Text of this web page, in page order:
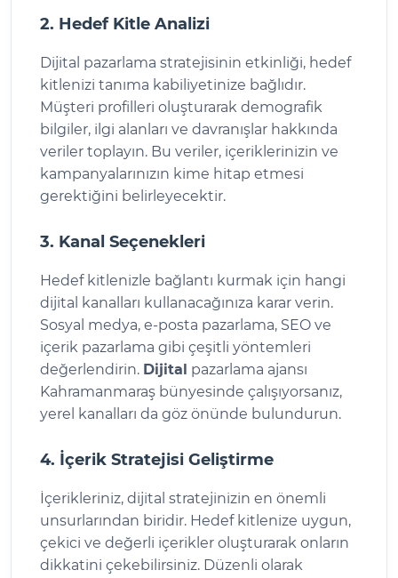
2. Hedef Kitle Analizi
Dijital pazarlama stratejisinin etkinliği, hedef
kitlenizi tanıma kabiliyetinize bağlıdır.
Müşteri profilleri oluşturarak demografik
bilgiler, ilgi alanları ve davranışlar hakkında
veriler toplayın. Bu veriler, içeriklerinizin ve
kampanyalarınızın kime hitap etmesi
gerektiğini belirleyecektir.
3. Kanal Seçenekleri
Hedef kitlenizle bağlantı kurmak için hangi
dijital kanalları kullanacağınıza karar verin.
Sosyal medya, e-posta pazarlama, SEO ve
içerik pazarlama gibi çeşitli yöntemleri
değerlendirin. Dijital pazarlama ajansı
Kahramanmaraş bünyesinde çalışıyorsanız,
yerel kanalları da göz önünde bulundurun.
4. İçerik Stratejisi Geliştirme
İçerikleriniz, dijital stratejinizin en önemli
unsurlarından biridir. Hedef kitlenize uygun,
çekici ve değerli içerikler oluşturarak onların
dikkatini çekebilirsiniz. Düzenli olarak